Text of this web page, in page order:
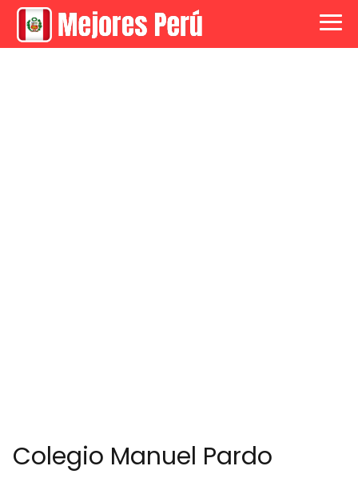
Colegio Manuel Pardo